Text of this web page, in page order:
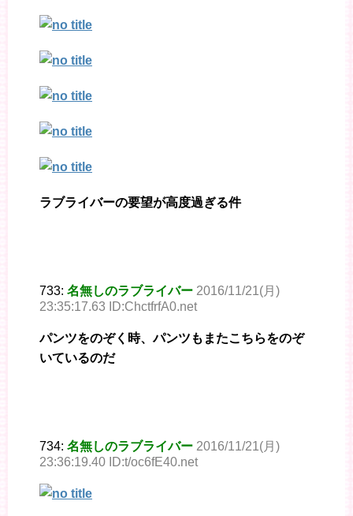
ラブライバーの要望が高度過ぎる件
733: 名無しのラブライバー 2016/11/21(月)
23:35:17.63 ID:ChctfrfA0.net
パンツをのぞく時、パンツもまたこちらをのぞ
いているのだ
734: 名無しのラブライバー 2016/11/21(月)
23:36:19.40 ID:t/oc6fE40.net